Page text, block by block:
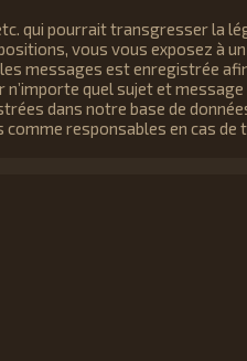
qui pourrait transgresser la
vous vous exposez à
messages est enregistrée
quel sujet et
dans notre base de
responsables en cas